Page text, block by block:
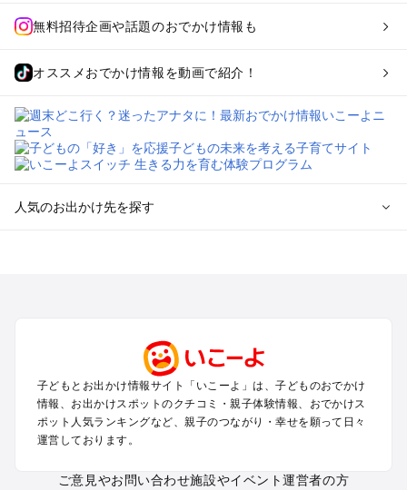
無料招待企画や話題のおでかけ情報も
オススメおでかけ情報を動画で紹介！
人気のお出かけ先を探す
関西のプールおでかけ
中国･四国のプールおでかけ
九州･沖縄のプールおでかけ
定番お出かけスポット
子どもとお出かけ情報サイト「いこーよ」は、子どものおでかけ
情報、お出かけスポットのクチコミ・親子体験情報、おでかけス
ポット人気ランキングなど、親子のつながり・幸せを願って日々
運営しております。
ご意見やお問い合わせ施設やイベント運営者の方